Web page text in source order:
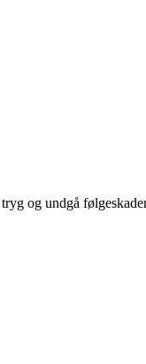
og undgå